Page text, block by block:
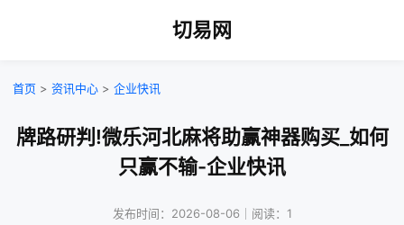
切易网
首页 > 资讯中心 > 企业快讯
牌路研判!微乐河北麻将助赢神器购买_如何
只赢不输-企业快讯
发布时间：2026-08-06｜阅读：1